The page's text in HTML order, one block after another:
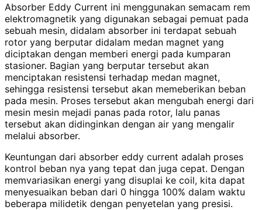
Absorber Eddy Current ini menggunakan semacam rem
elektromagnetik yang digunakan sebagai pemuat pada
sebuah mesin, didalam absorber ini terdapat sebuah
rotor yang berputar didalam medan magnet yang
diciptakan dengan memberi energi pada kumparan
stasioner. Bagian yang berputar tersebut akan
menciptakan resistensi terhadap medan magnet,
sehingga resistensi tersebut akan memeberikan beban
pada mesin. Proses tersebut akan mengubah energi dari
mesin mesin mejadi panas pada rotor, lalu panas
tersebut akan didinginkan dengan air yang mengalir
melalui absorber.
Keuntungan dari absorber eddy current adalah proses
kontrol beban nya yang tepat dan juga cepat. Dengan
memvariasikan energi yang disuplai ke coil, kita dapat
menyesuaikan beban dari 0 hingga 100% dalam waktu
beberapa milidetik dengan penyetelan yang presisi.